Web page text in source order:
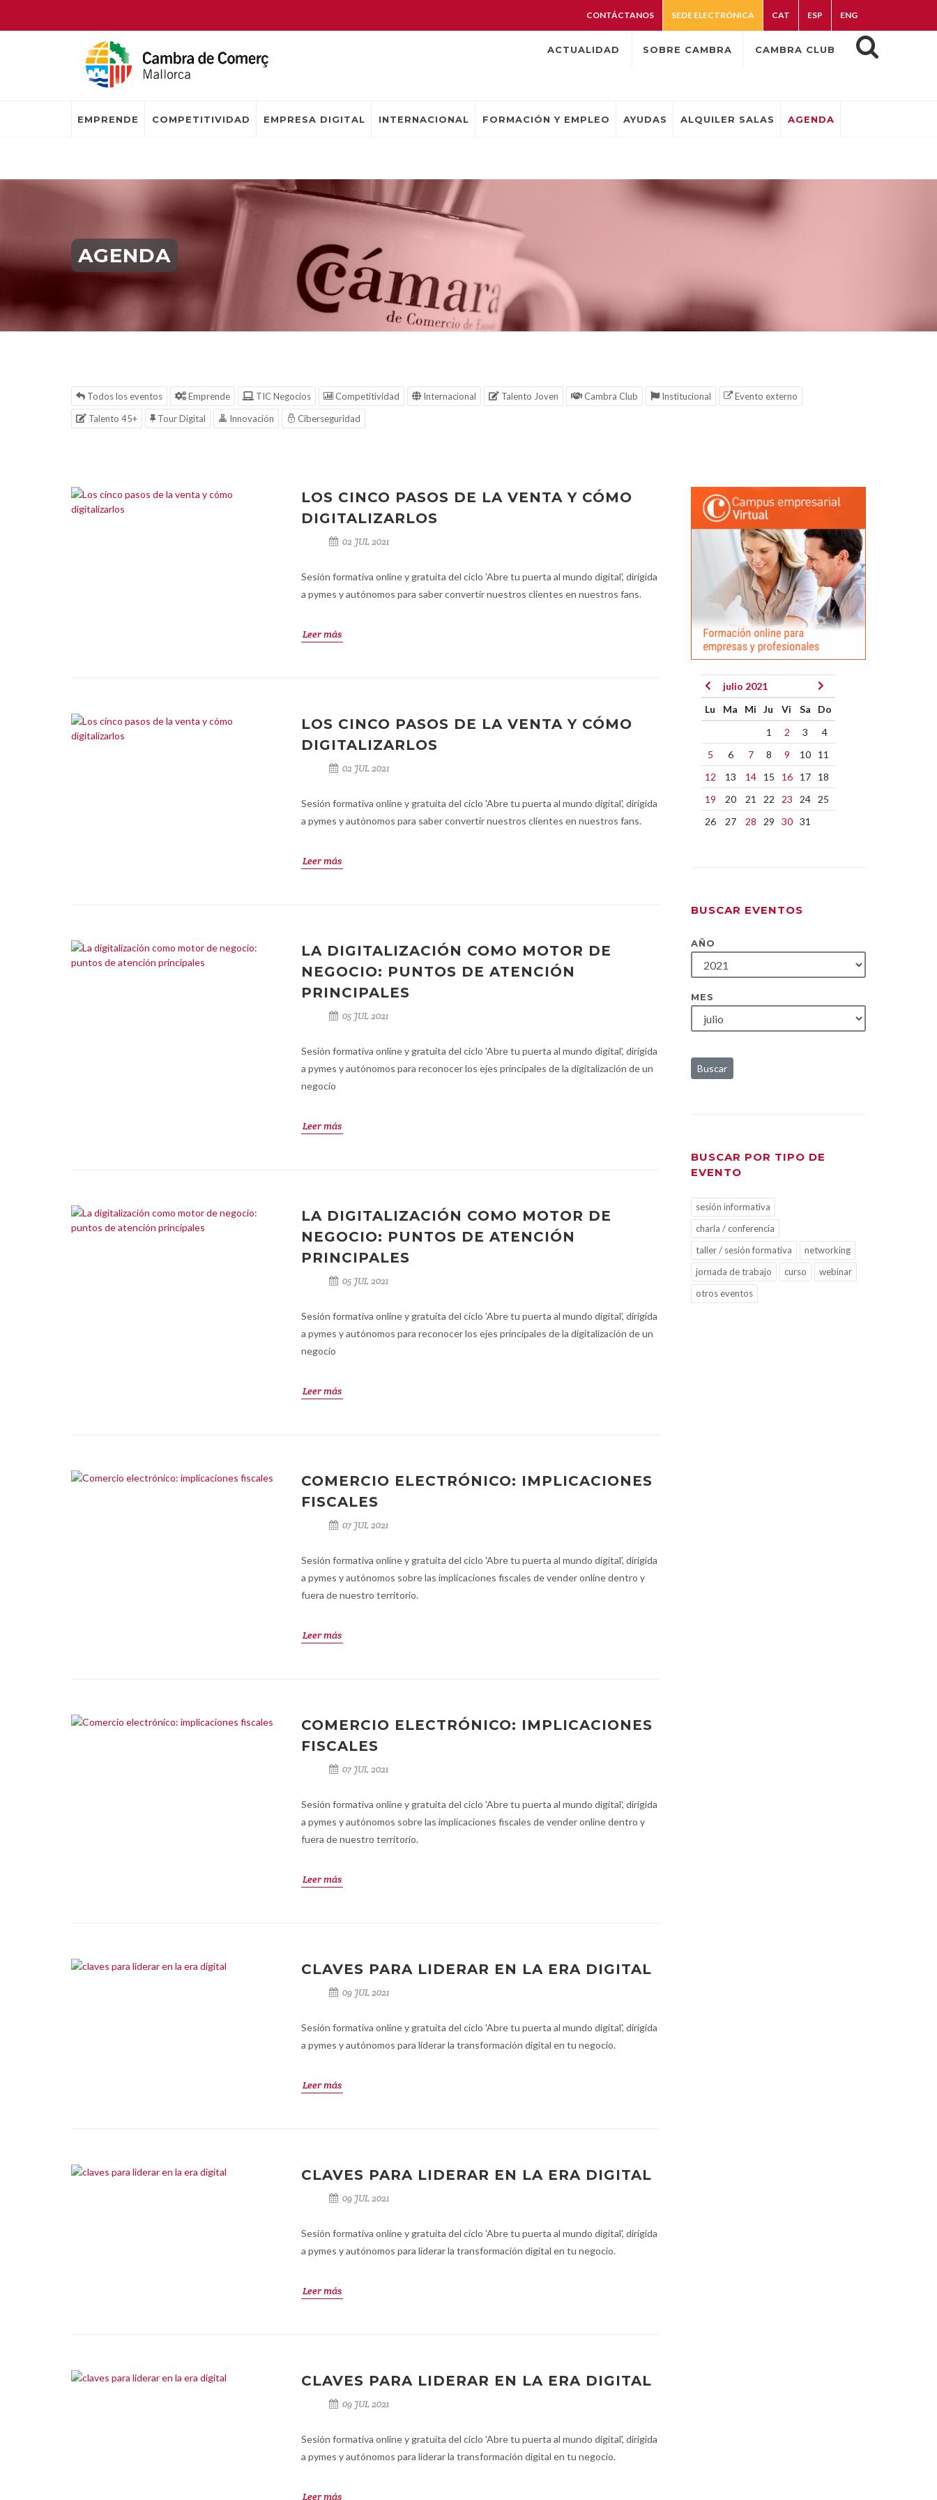
CONTÁCTANOS SEDE ELECTRÓNICA CAT ESP ENG
ACTUALIDAD SOBRE CAMBRA CAMBRA CLUB
EMPRENDE COMPETITIVIDAD EMPRESA DIGITAL INTERNACIONAL FORMACIÓN Y EMPLEO AYUDAS ALQUILER SALAS AGENDA
AGENDA
Todos los eventos Emprende TIC Negocios Competitividad Internacional Talento Joven Cambra Club Institucional
Evento externo
Talento 45+
Tour Digital Innovación Ciberseguridad
LOS CINCO PASOS DE LA VENTA Y CÓMO
DIGITALIZARLOS
02 JUL 2021
Sesión formativa online y gratuita del ciclo 'Abre tu puerta al mundo digital', dirigida
a pymes y autónomos para saber convertir nuestros clientes en nuestros fans.
Leer más
LOS CINCO PASOS DE LA VENTA Y CÓMO
DIGITALIZARLOS
02 JUL 2021
Sesión formativa online y gratuita del ciclo 'Abre tu puerta al mundo digital', dirigida
a pymes y autónomos para saber convertir nuestros clientes en nuestros fans.
Leer más
LA DIGITALIZACIÓN COMO MOTOR DE
NEGOCIO: PUNTOS DE ATENCIÓN
PRINCIPALES
05 JUL 2021
Sesión formativa online y gratuita del ciclo 'Abre tu puerta al mundo digital', dirigida
a pymes y autónomos para reconocer los ejes principales de la digitalización de un
negocio
Leer más
LA DIGITALIZACIÓN COMO MOTOR DE
NEGOCIO: PUNTOS DE ATENCIÓN
PRINCIPALES
05 JUL 2021
Sesión formativa online y gratuita del ciclo 'Abre tu puerta al mundo digital', dirigida
a pymes y autónomos para reconocer los ejes principales de la digitalización de un
negocio
Leer más
COMERCIO ELECTRÓNICO: IMPLICACIONES
FISCALES
07 JUL 2021
Sesión formativa online y gratuita del ciclo 'Abre tu puerta al mundo digital', dirigida
a pymes y autónomos sobre las implicaciones fiscales de vender online dentro y
fuera de nuestro territorio.
Leer más
COMERCIO ELECTRÓNICO: IMPLICACIONES
FISCALES
07 JUL 2021
Sesión formativa online y gratuita del ciclo 'Abre tu puerta al mundo digital', dirigida
a pymes y autónomos sobre las implicaciones fiscales de vender online dentro y
fuera de nuestro territorio.
Leer más
CLAVES PARA LIDERAR EN LA ERA DIGITAL
09 JUL 2021
Sesión formativa online y gratuita del ciclo 'Abre tu puerta al mundo digital', dirigida
a pymes y autónomos para liderar la transformación digital en tu negocio.
Leer más
CLAVES PARA LIDERAR EN LA ERA DIGITAL
09 JUL 2021
Sesión formativa online y gratuita del ciclo 'Abre tu puerta al mundo digital', dirigida
a pymes y autónomos para liderar la transformación digital en tu negocio.
Leer más
CLAVES PARA LIDERAR EN LA ERA DIGITAL
09 JUL 2021
Sesión formativa online y gratuita del ciclo 'Abre tu puerta al mundo digital', dirigida
a pymes y autónomos para liderar la transformación digital en tu negocio.
Leer más
julio 2021
Lu
Ma Mi Ju Vi Sa
Do
1
2 3
4
5
6 7 8 9 10
11
12
13 14 15 16 17
18
19
20 21 22 23 24
25
26
27 28 29 30 31
BUSCAR EVENTOS
AÑO
MES
Buscar
BUSCAR POR TIPO DE
EVENTO
sesión informativa
charla / conferencia
taller / sesión formativa
networking
jornada de trabajo
curso
webinar
otros eventos